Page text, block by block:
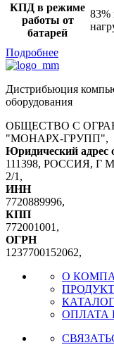
КПД в режиме
работы от
батарей
83%
Подробнее
Дистрибьюция
оборудования
ОБЩЕСТВО С
"МОНАРХ-ГРУПП",
Юридический адрес
111398, РОССИЯ,
2/1,
ИНН
7720889996,
КПП
772001001,
ОГРН
1237700152062,
О
КАТАЛОГ
ОПЛАТА